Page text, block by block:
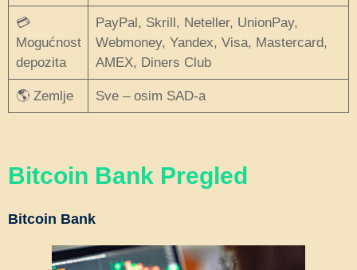
💳
Mogućnost
depozita
PayPal, Skrill, Neteller, UnionPay,
Webmoney, Yandex, Visa, Mastercard,
AMEX, Diners Club
🌎 Zemlje Sve – osim SAD-a
Bitcoin Bank Pregled
Bitcoin Bank